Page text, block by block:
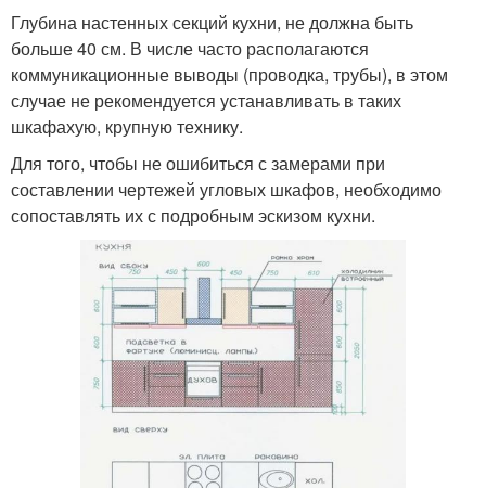
Глубина настенных секций кухни, не должна быть
больше 40 см. В числе часто располагаются
коммуникационные выводы (проводка, трубы), в этом
случае не рекомендуется устанавливать в таких
шкафахую, крупную технику.
Для того, чтобы не ошибиться с замерами при
составлении чертежей угловых шкафов, необходимо
сопоставлять их с подробным эскизом кухни.